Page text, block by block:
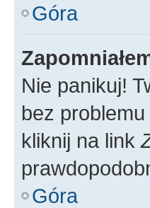
Góra
Nie panikuj!
bez
kliknij na link
Góra